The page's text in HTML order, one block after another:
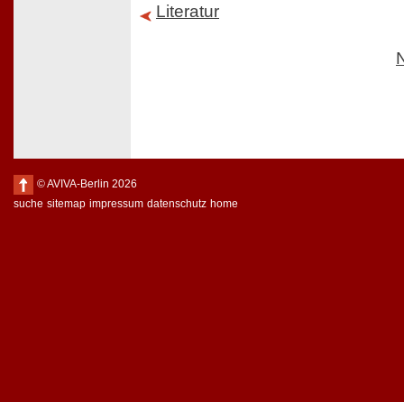
Literatur
© AVIVA-Berlin 2026
suche sitemap impressum datenschutz home